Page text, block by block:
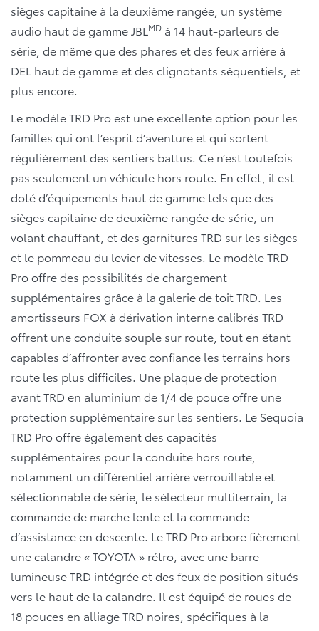
sièges capitaine à la deuxième rangée, un système
audio haut de gamme JBL MD à 14 haut-parleurs de
série, de même que des phares et des feux arrière à
DEL haut de gamme et des clignotants séquentiels, et
plus encore.
Le modèle TRD Pro est une excellente option pour les
familles qui ont l’esprit d’aventure et qui sortent
régulièrement des sentiers battus. Ce n’est toutefois
pas seulement un véhicule hors route. En effet, il est
doté d’équipements haut de gamme tels que des
sièges capitaine de deuxième rangée de série, un
volant chauffant, et des garnitures TRD sur les sièges
et le pommeau du levier de vitesses. Le modèle TRD
Pro offre des possibilités de chargement
supplémentaires grâce à la galerie de toit TRD. Les
amortisseurs FOX à dérivation interne calibrés TRD
offrent une conduite souple sur route, tout en étant
capables d’affronter avec confiance les terrains hors
route les plus difficiles. Une plaque de protection
avant TRD en aluminium de 1/4 de pouce offre une
protection supplémentaire sur les sentiers. Le Sequoia
TRD Pro offre également des capacités
supplémentaires pour la conduite hors route,
notamment un différentiel arrière verrouillable et
sélectionnable de série, le sélecteur multiterrain, la
commande de marche lente et la commande
d’assistance en descente. Le TRD Pro arbore fièrement
une calandre « TOYOTA » rétro, avec une barre
lumineuse TRD intégrée et des feux de position situés
vers le haut de la calandre. Il est équipé de roues de
18 pouces en alliage TRD noires, spécifiques à la